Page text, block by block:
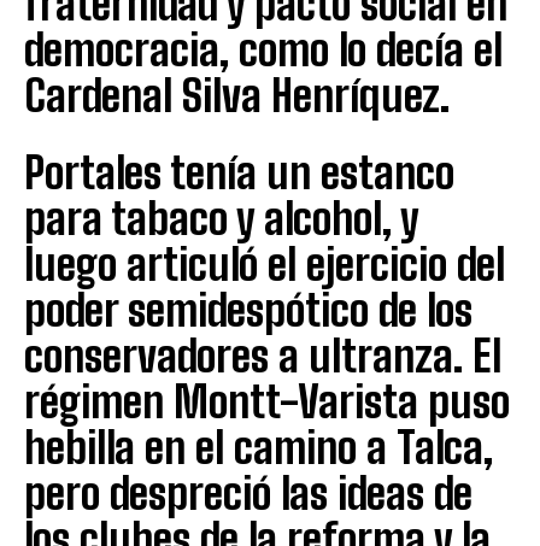
democracia, como lo decía el
Cardenal Silva Henríquez.
Portales tenía un estanco
para tabaco y alcohol, y
luego articuló el ejercicio del
poder semidespótico de los
conservadores a ultranza. El
régimen Montt-Varista puso
hebilla en el camino a Talca,
pero despreció las ideas de